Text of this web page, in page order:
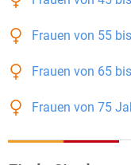
Frauen von 55
Frauen von 65
Frauen von 75